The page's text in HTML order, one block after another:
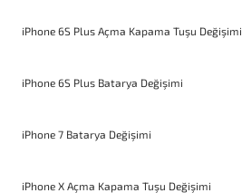
iPhone 6S Plus Açma Kapama Tuşu Değişimi
iPhone 6S Plus Batarya Değişimi
iPhone 7 Batarya Değişimi
iPhone X Açma Kapama Tuşu Değişimi